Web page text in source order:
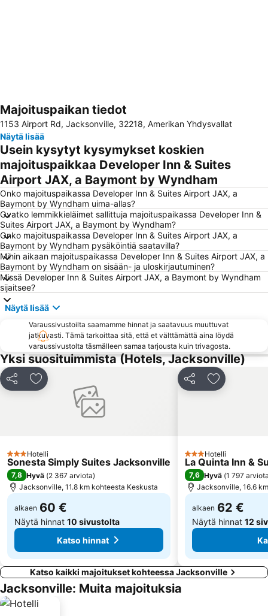
Laajenna kartta
Majoituspaikan tiedot
1153 Airport Rd, Jacksonville, 32218, Amerikan Yhdysvallat
Näytä lisää
Usein kysytyt kysymykset koskien
majoituspaikkaa Developer Inn & Suites
Airport JAX, a Baymont by Wyndham
Onko majoituspaikassa Developer Inn & Suites Airport JAX, a
Baymont by Wyndham uima-allas?
Ovatko lemmikkieläimet sallittuja majoituspaikassa Developer Inn &
Suites Airport JAX, a Baymont by Wyndham?
Onko majoituspaikassa Developer Inn & Suites Airport JAX, a
Baymont by Wyndham pysäköintiä saatavilla?
Mihin aikaan majoituspaikassa Developer Inn & Suites Airport JAX, a
Baymont by Wyndham on sisään- ja uloskirjautuminen?
Missä Developer Inn & Suites Airport JAX, a Baymont by Wyndham
sijaitsee?
Näytä lisää
Varaussivustoilta saamamme hinnat ja saatavuus muuttuvat
jatkuvasti. Tämä tarkoittaa sitä, että et välttämättä aina löydä
varaussivustolta täsmälleen samaa tarjousta kuin trivagosta.
Yksi suosituimmista (Hotels, Jacksonville)
Jaa Lisää suosikkeihin
3 Tähtiluokitus
Hotelli
Sonesta Simply Suites Jacksonville
7,8 Hyvä (2 367 arviota)
Jacksonville, 11.8 km kohteesta Keskusta
alkaen 60 €
Näytä hinnat 10 sivustolta
Katso hinnat
Jaa Lisää
3 Tähtiluokitus
Hotelli
La Quinta Inn &
7,6 Hyvä (1 797
Jacksonville, 16.6
alkaen 62 €
Näytä hinnat 12
Katso kaikki majoitukset kohteessa Jacksonville
Jacksonville: Muita majoituksia